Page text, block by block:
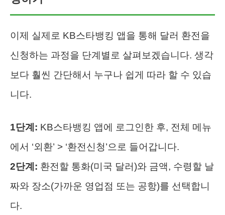
이제 실제로 KB스타뱅킹 앱을 통해 달러 환전을
신청하는 과정을 단계별로 살펴보겠습니다. 생각
보다 훨씬 간단해서 누구나 쉽게 따라 할 수 있습
니다.
1단계: KB스타뱅킹 앱에 로그인한 후, 전체 메뉴
에서 ‘외환’ > ‘환전신청’으로 들어갑니다.
2단계: 환전할 통화(미국 달러)와 금액, 수령할 날
짜와 장소(가까운 영업점 또는 공항)를 선택합니
다.